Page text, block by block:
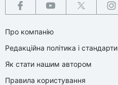
Про компанію
Редакційна політика і стандарти
Як стати нашим автором
Правила користування